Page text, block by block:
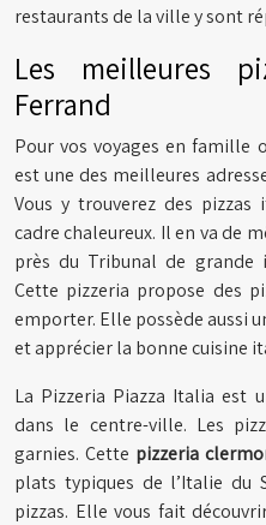
restaurants de la ville y sont
Les meilleures
Ferrand
Pour vos voyages en famille
est une des meilleures
Vous y trouverez des
cadre chaleureux. Il en va de
près du Tribunal de grande
Cette pizzeria propose des
emporter. Elle possède aussi
et apprécier la bonne cuisine
La Pizzeria Piazza Italia est
dans le centre-ville. Les
garnies. Cette pizzeria
plats typiques de l’Italie du
pizzas. Elle vous fait